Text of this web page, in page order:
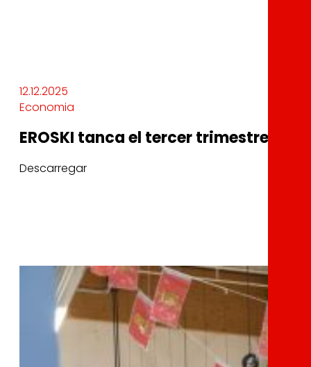
12.12.2025
Economia
EROSKI tanca el tercer trimestre de
Descarregar